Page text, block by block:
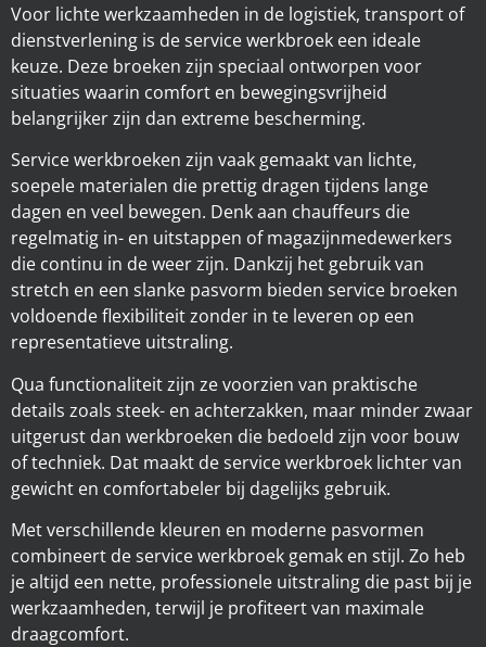
Voor lichte werkzaamheden in de logistiek, transport of
dienstverlening is de service werkbroek een ideale
keuze. Deze broeken zijn speciaal ontworpen voor
situaties waarin comfort en bewegingsvrijheid
belangrijker zijn dan extreme bescherming.
Service werkbroeken zijn vaak gemaakt van lichte,
soepele materialen die prettig dragen tijdens lange
dagen en veel bewegen. Denk aan chauffeurs die
regelmatig in- en uitstappen of magazijnmedewerkers
die continu in de weer zijn. Dankzij het gebruik van
stretch en een slanke pasvorm bieden service broeken
voldoende flexibiliteit zonder in te leveren op een
representatieve uitstraling.
Qua functionaliteit zijn ze voorzien van praktische
details zoals steek- en achterzakken, maar minder zwaar
uitgerust dan werkbroeken die bedoeld zijn voor bouw
of techniek. Dat maakt de service werkbroek lichter van
gewicht en comfortabeler bij dagelijks gebruik.
Met verschillende kleuren en moderne pasvormen
combineert de service werkbroek gemak en stijl. Zo heb
je altijd een nette, professionele uitstraling die past bij je
werkzaamheden, terwijl je profiteert van maximale
draagcomfort.